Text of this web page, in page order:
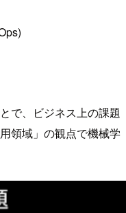
で、ビジネス上の課題
領域」の観点で機械学